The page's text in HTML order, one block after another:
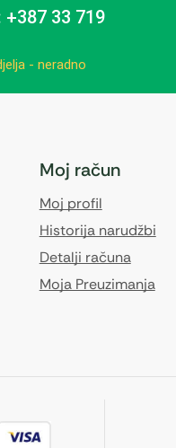
33 719
- neradno
Moj račun
Moj profil
Historija narudžbi
Detalji računa
Moja Preuzimanja